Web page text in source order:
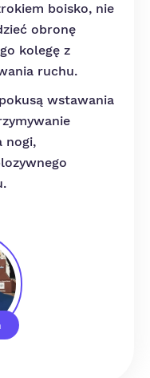
boisko, nie
obronę
kolegę z
ruchu.
wstawania
nogi,